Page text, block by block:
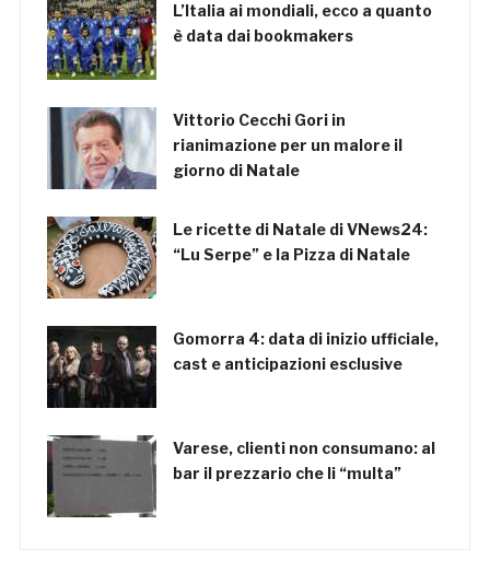
L’Italia ai mondiali, ecco a quanto
è data dai bookmakers
Vittorio Cecchi Gori in
rianimazione per un malore il
giorno di Natale
Le ricette di Natale di VNews24:
“Lu Serpe” e la Pizza di Natale
Gomorra 4: data di inizio ufficiale,
cast e anticipazioni esclusive
Varese, clienti non consumano: al
bar il prezzario che li “multa”